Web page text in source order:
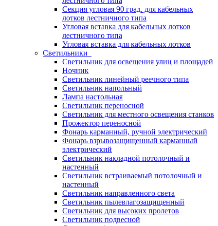
Секция угловая 90 град. для кабельных
лотков лестничного типа
Угловая вставка для кабельных лотков
лестничного типа
Угловая вставка для кабельных лотков
Светильники
Светильник для освещения улиц и площадей
Ночник
Светильник линейный реечного типа
Светильник напольный
Лампа настольная
Светильник переносной
Светильник для местного освещения станков
Прожектор переносной
Фонарь карманный, ручной электрический
Фонарь взрывозащищенный карманный
электрический
Светильник накладной потолочный и
настенный
Светильник встраиваемый потолочный и
настенный
Светильник направленного света
Светильник пылевлагозащищенный
Светильник для высоких пролетов
Светильник подвесной